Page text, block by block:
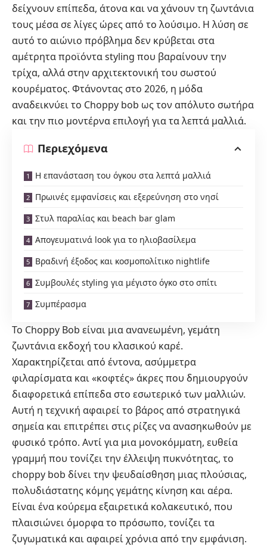
δείχνουν επίπεδα, άτονα και να χάνουν τη ζωντάνια
τους μέσα σε λίγες ώρες από το λούσιμο. Η λύση σε
αυτό το αιώνιο πρόβλημα δεν κρύβεται στα
αμέτρητα προϊόντα styling που βαραίνουν την
τρίχα, αλλά στην αρχιτεκτονική του σωστού
κουρέματος. Φτάνοντας στο 2026, η μόδα
αναδεικνύει το Choppy bob ως τον απόλυτο σωτήρα
και την πιο μοντέρνα επιλογή για τα λεπτά μαλλιά.
Περιεχόμενα
Η επανάσταση του όγκου στα λεπτά μαλλιά
Πρωινές εμφανίσεις και εξερεύνηση στο νησί
Στυλ παραλίας και beach bar glam
Απογευματινά look για το ηλιοβασίλεμα
Βραδινή έξοδος και κοσμοπολίτικο nightlife
Συμβουλές styling για μέγιστο όγκο στο σπίτι
Συμπέρασμα
Το Choppy Bob είναι μια ανανεωμένη, γεμάτη
ζωντάνια εκδοχή του κλασικού καρέ.
Χαρακτηρίζεται από έντονα, ασύμμετρα
φιλαρίσματα και «κοφτές» άκρες που δημιουργούν
διαφορετικά επίπεδα στο εσωτερικό των μαλλιών.
Αυτή η τεχνική αφαιρεί το βάρος από στρατηγικά
σημεία και επιτρέπει στις ρίζες να ανασηκωθούν με
φυσικό τρόπο. Αντί για μια μονοκόμματη, ευθεία
γραμμή που τονίζει την έλλειψη πυκνότητας, το
choppy bob δίνει την ψευδαίσθηση μιας πλούσιας,
πολυδιάστατης κόμης γεμάτης κίνηση και αέρα.
Είναι ένα κούρεμα εξαιρετικά κολακευτικό, που
πλαισιώνει όμορφα το πρόσωπο, τονίζει τα
ζυγωματικά και αφαιρεί χρόνια από την εμφάνιση.